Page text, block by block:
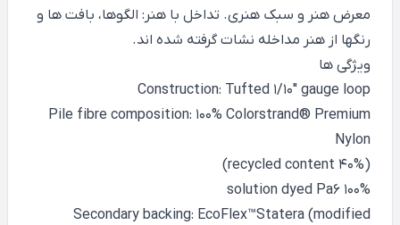
معرض هنر و سبک هنری. تداخل با هنر: الگوها، بافت ها و
رنگها از هنر مداخله نشات گرفته شده اند.
ویژگی ها
Construction: Tufted 1/10" gauge loop
Pile fibre composition: 100% Colorstrand® Premium
Nylon
(40% recycled content)
100% solution dyed Pa6
Secondary backing: EcoFlex™Statera (modified